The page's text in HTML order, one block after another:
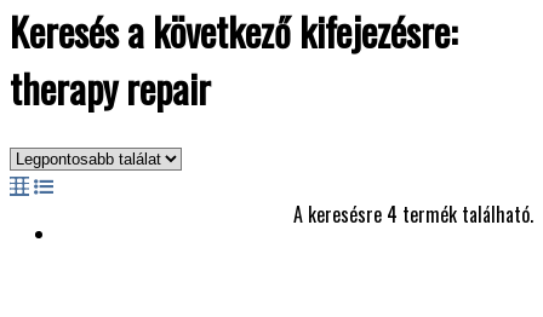
Keresés a következő kifejezésre:
therapy repair
A keresésre 4 termék található.